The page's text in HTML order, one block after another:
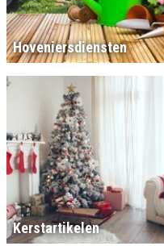
Hoveniersdiensten
Kerstartikelen